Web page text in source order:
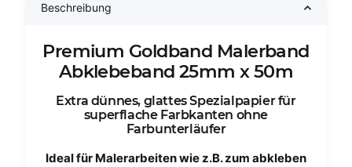
Beschreibung
Premium Goldband Malerband
Abklebeband 25mm x 50m
Extra dünnes, glattes Spezialpapier für
superflache Farbkanten ohne
Farbunterläufer
Ideal für Malerarbeiten wie z.B. zum abkleben